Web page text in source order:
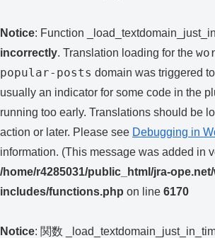
Notice: Function
incorrectly. Translation loading for the
popular-posts domain was triggered
usually an indicator for some code in the
running too early. Translations should be
action or later. Please see Debugging in
information. (This message was added in
/home/r4285031/public_html/jra-
includes/functions.php on line 6170
Notice: 関数